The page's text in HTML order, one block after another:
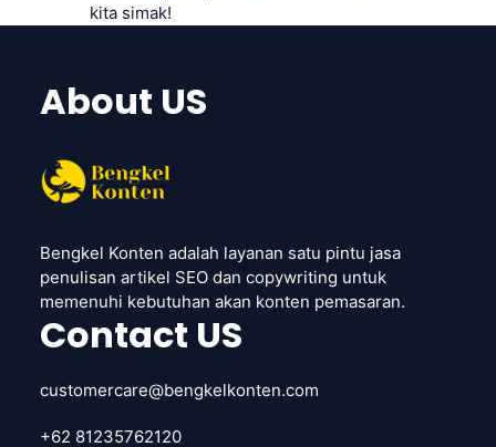
kita simak!
About US
Bengkel Konten adalah layanan satu pintu jasa
penulisan artikel SEO dan copywriting untuk
memenuhi kebutuhan akan konten pemasaran.
Contact US
customercare@bengkelkonten.com
+62 81235762120